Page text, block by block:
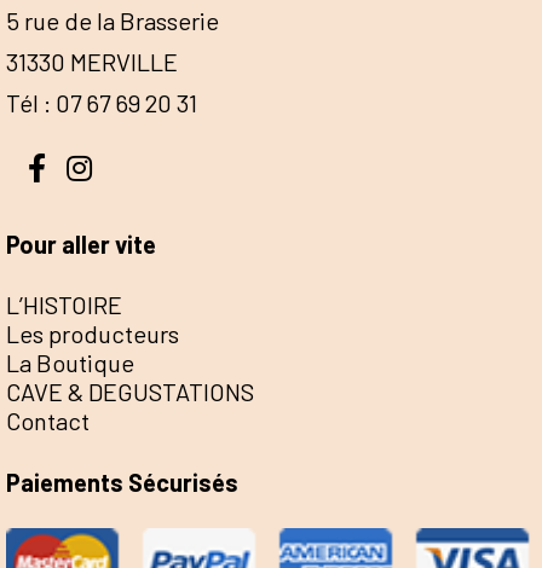
5 rue de la Brasserie
31330 MERVILLE
Tél : 07 67 69 20 31
Pour aller vite
L’HISTOIRE
Les producteurs
La Boutique
CAVE & DEGUSTATIONS
Contact
Paiements Sécurisés